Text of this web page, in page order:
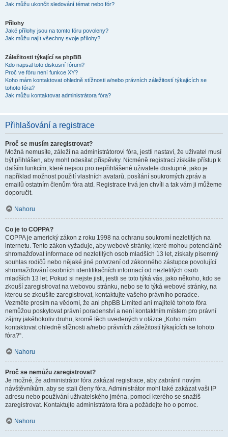
Jak můžu ukončit sledování témat nebo fór?
Přílohy
Jaké přílohy jsou na tomto fóru povoleny?
Jak můžu najít všechny svoje přílohy?
Záležitosti týkající se phpBB
Kdo napsal toto diskusní fórum?
Proč ve fóru není funkce XY?
Koho mám kontaktovat ohledně stížnosti a/nebo právních záležitostí týkajících se
tohoto fóra?
Jak můžu kontaktovat administrátora fóra?
Přihlašování a registrace
Proč se musím zaregistrovat?
Možná nemusíte, záleží na administrátorovi fóra, jestli nastaví, že uživatel musí
být přihlášen, aby mohl odesílat příspěvky. Nicméně registrací získáte přístup k
dalším funkcím, které nejsou pro nepřihlášené uživatele dostupné, jako je
například možnost použití vlastních avatarů, posílání soukromých zpráv a
emailů ostatním členům fóra atd. Registrace trvá jen chvíli a tak vám ji můžeme
doporučit.
Nahoru
Co je to COPPA?
COPPA je americký zákon z roku 1998 na ochranu soukromí nezletilých na
internetu. Tento zákon vyžaduje, aby webové stránky, které mohou potenciálně
shromažďovat informace od nezletilých osob mladších 13 let, získaly písemný
souhlas rodičů nebo nějaké jiné potvrzení od zákonného zástupce povolující
shromažďování osobních identifikačních informací od nezletilých osob
mladších 13 let. Pokud si nejste jisti, jestli se toto týká vás, jako někoho, kdo se
zkouší zaregistrovat na webovou stránku, nebo se to týká webové stránky, na
kterou se zkoušíte zaregistrovat, kontaktujte vašeho právního poradce.
Vezměte prosím na vědomí, že ani phpBB Limited ani majitelé tohoto fóra
nemůžou poskytovat právní poradenství a není kontaktním místem pro právní
zájmy jakéhokoliv druhu, kromě těch uvedených v otázce „Koho mám
kontaktovat ohledně stížnosti a/nebo právních záležitostí týkajících se tohoto
fóra?“.
Nahoru
Proč se nemůžu zaregistrovat?
Je možné, že administrátor fóra zakázal registrace, aby zabránil novým
návštěvníkům, aby se stali členy fóra. Administrátor mohl také zakázat vaši IP
adresu nebo používání uživatelského jména, pomocí kterého se snažíš
zaregistrovat. Kontaktujte administrátora fóra a požádejte ho o pomoc.
Nahoru